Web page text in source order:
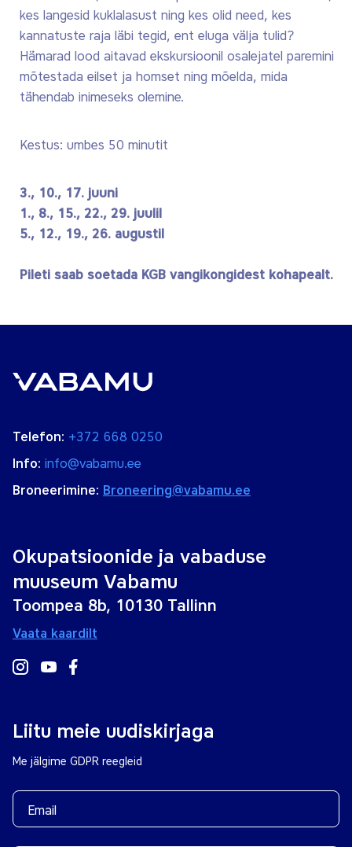
kes langesid kuklalasust ning kes olid need, kes
kannatuste raja läbi tegid, ent eluga välja tulid?
Hämarad lood aitavad ekskursioonil osalejatel paremini
mõtestada eilset ja homset ning mõelda, mida
tähendab inimeseks olemine.
Kestus: umbes 50 minutit
3., 10., 17. juuni
1., 8., 15., 22., 29. juulil
5., 12., 19., 26. augustil
Pileti saab soetada KGB vangikongidest kohapealt.
Telefon: +372 668 0250
Info: info@vabamu.ee
Broneerimine: Broneering@vabamu.ee
Okupatsioonide ja vabaduse
muuseum Vabamu
Toompea 8b, 10130 Tallinn
Vaata kaardilt
Liitu meie uudiskirjaga
Me jälgime GDPR reegleid